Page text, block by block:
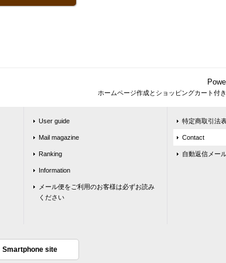
ホームページ作成とショッピングカート付
User guide
Mail magazine
Ranking
Information
メール便をご利用のお客様は必ずお読み
ください
特定商取引法
Contact
自動返信メー
Smartphone site